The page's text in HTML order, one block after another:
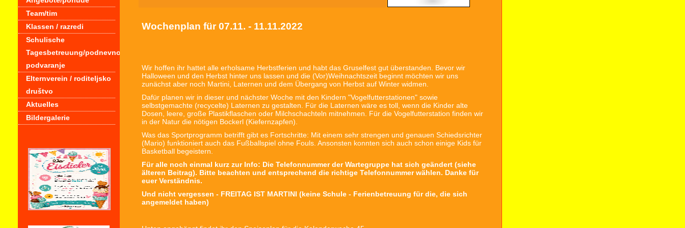
Team/tim
Klassen / razredi
Schulische
Tagesbetreuung/podnevno
podvaranje
Elternverein / roditeljsko
društvo
Aktuelles
Bildergalerie
Wochenplan für 07.11. - 11.11.2022
Wir hoffen ihr hattet alle erholsame Herbstferien und habt das Gruselfest gut überstanden. Bevor wir
Halloween und den Herbst hinter uns lassen und die (Vor)Weihnachtszeit beginnt möchten wir uns
zunächst aber noch Martini, Laternen und dem Übergang von Herbst auf Winter widmen.
Dafür planen wir in dieser und nächster Woche mit den Kindern "Vogelfutterstationen" sowie
selbstgemachte (recycelte) Laternen zu gestalten. Für die Laternen wäre es toll, wenn die Kinder alte
Dosen, leere, große Plastikflaschen oder Milchschachteln mitnehmen. Für die Vogelfutterstation finden wir
in der Natur die nötigen Bockerl (Kiefernzapfen).
Was das Sportprogramm betrifft gibt es Fortschritte: Mit einem sehr strengen und genauen Schiedsrichter
(Mario) funktioniert auch das Fußballspiel ohne Fouls. Ansonsten konnten sich auch schon einige Kids für
Basketball begeistern.
Für alle noch einmal kurz zur Info: Die Telefonnummer der Wartegruppe hat sich geändert (siehe
älteren Beitrag). Bitte beachten und entsprechend die richtige Telefonnummer wählen. Danke für
euer Verständnis.
Und nicht vergessen - FREITAG IST MARTINI (keine Schule - Ferienbetreuung für die, die sich
angemeldet haben)